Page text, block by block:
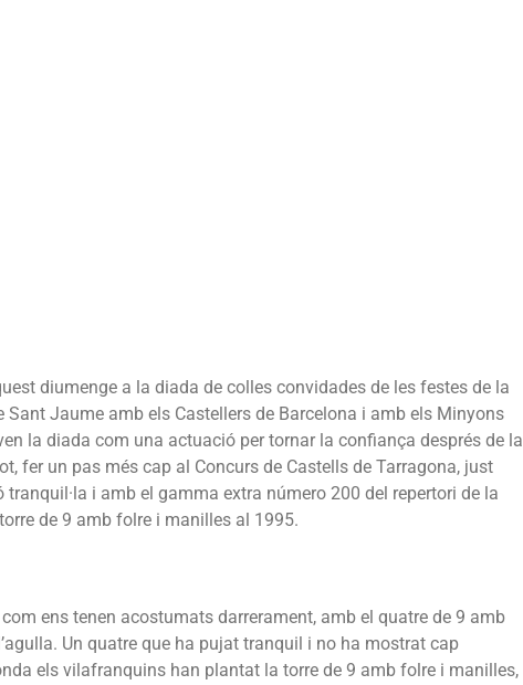
diumenge a la diada de colles convidades de les festes de la
Jaume amb els Castellers de Barcelona i amb els Minyons
la diada com una actuació per tornar la confiança després de la
fer un pas més cap al Concurs de Castells de Tarragona, just
i amb el gamma extra número 200 del repertori de la
de 9 amb folre i manilles al 1995.
ens tenen acostumats darrerament, amb el quatre de 9 amb
Un quatre que ha pujat tranquil i no ha mostrat cap
els vilafranquins han plantat la torre de 9 amb folre i manilles,